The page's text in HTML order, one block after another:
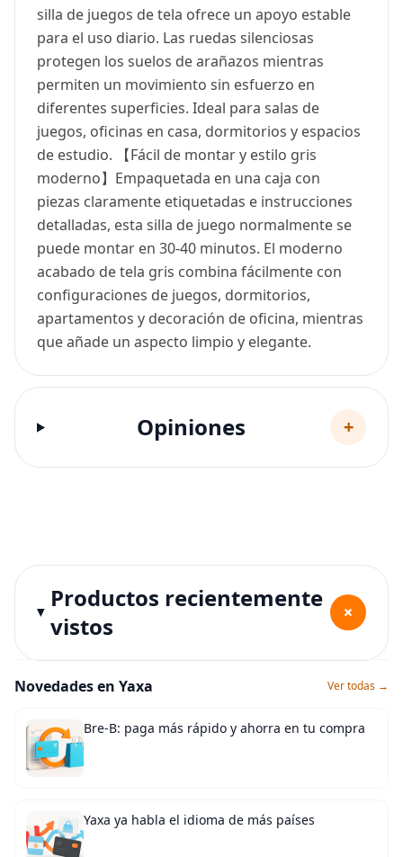
silla de juegos de tela ofrece un apoyo estable
para el uso diario. Las ruedas silenciosas
protegen los suelos de arañazos mientras
permiten un movimiento sin esfuerzo en
diferentes superficies. Ideal para salas de
juegos, oficinas en casa, dormitorios y espacios
de estudio. 【Fácil de montar y estilo gris
moderno】Empaquetada en una caja con
piezas claramente etiquetadas e instrucciones
detalladas, esta silla de juego normalmente se
puede montar en 30-40 minutos. El moderno
acabado de tela gris combina fácilmente con
configuraciones de juegos, dormitorios,
apartamentos y decoración de oficina, mientras
que añade un aspecto limpio y elegante.
Opiniones +
Productos recientemente
vistos
+
Novedades en Yaxa Ver todas →
Bre-B: paga más rápido y ahorra en tu compra
Yaxa ya habla el idioma de más países